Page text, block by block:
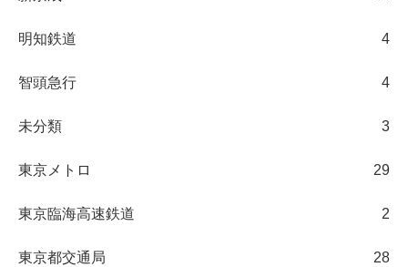
明知鉄道 4
智頭急行 4
未分類 3
東京メトロ 29
東京臨海高速鉄道 2
東京都交通局 28